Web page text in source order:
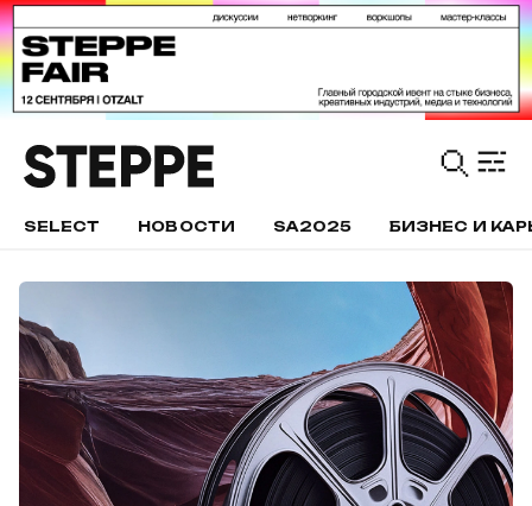
SELECT НОВОСТИ SA2025 БИЗНЕС И